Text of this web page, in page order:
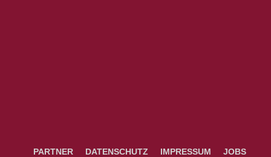
PARTNER DATENSCHUTZ IMPRESSUM JOBS